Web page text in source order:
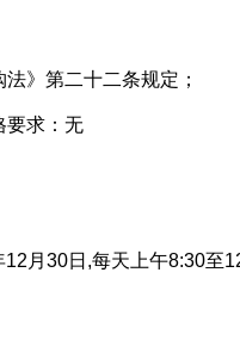
》第二十二条规定；
求：无
30日,每天上午8:30至